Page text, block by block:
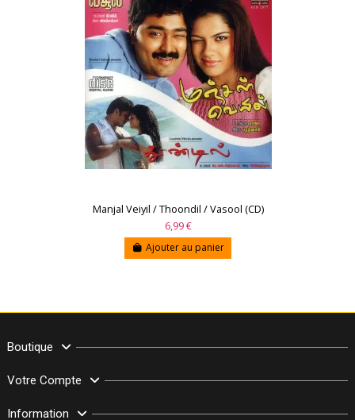
Manjal Veiyil / Thoondil / Vasool (CD)
6,99 €
Ajouter au panier
Boutique
Votre Compte
Information